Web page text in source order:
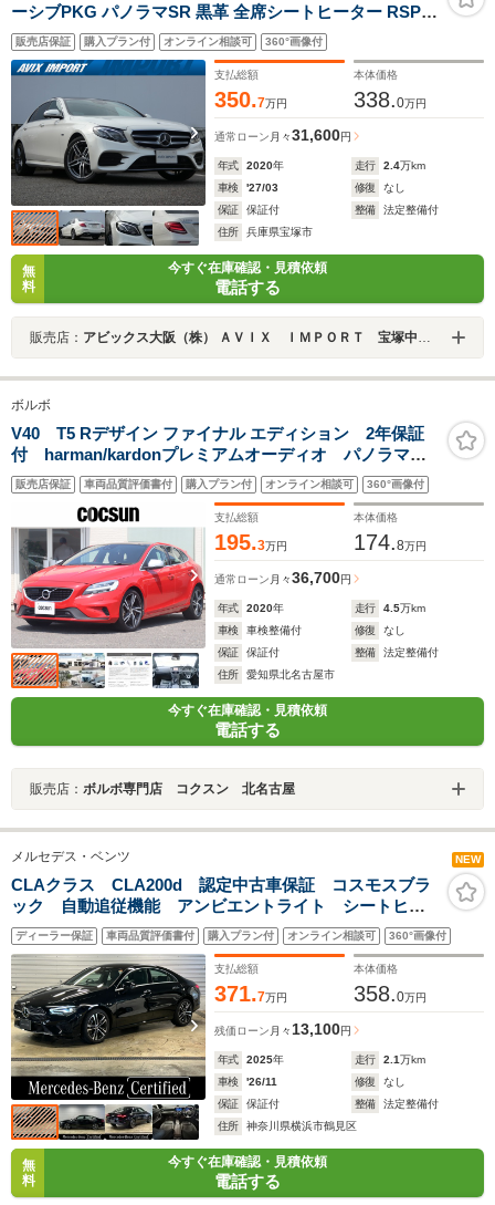
ーシブPKG パノラマSR 黒革 全席シートヒーター RSP
LED 純正HDDナビ地デジ360°カメラ Burmesterサラウン
ドサウンドシステム 19AW 禁煙 1オーナー 正規D車
販売店保証 購入プラン付 オンライン相談可 360°画像付
支払総額
350.7万円
本体価格
338.0万円
通常ローン 月々31,600円
年式 2020年 走行 2.4万km
車検
'27/03 修復
なし
保証
保証付 整備
法定整備付
住所
兵庫県宝塚市
無
料
今すぐ在庫確認・見積依頼
電話する
販売店： アビックス大阪（株） ＡＶＩＸ ＩＭＰＯＲＴ 宝塚中山寺店
ボルボ
V40 T5 Rデザイン ファイナル エディション 2年保証
付 harman/kardonプレミアムオーディオ パノラマガ
ラスルーフ 18インチアルミホイール ナビゲーショ
ン リアビューカメラ オフブラック本革シート シー
トヒーター パワーシート 禁煙
販売店保証 車両品質評価書付 購入プラン付 オンライン相談可 360°画像付
支払総額
195.3万円
本体価格
174.8万円
通常ローン 月々36,700円
年式 2020年 走行 4.5万km
車検
車検整備付 修復
なし
保証
保証付 整備
法定整備付
住所
愛知県北名古屋市
今すぐ在庫確認・見積依頼
電話する
販売店： ボルボ専門店 コクスン 北名古屋
メルセデス・ベンツ NEW
CLAクラス CLA200d 認定中古車保証 コスモスブラ
ック 自動追従機能 アンビエントライト シートヒー
ター 電動パワーシート 純正ドライブレコーダー ワ
イヤレスチャージャー MBUX ETC 純正ナビ バッ
クカメラ
ディーラー保証 車両品質評価書付 購入プラン付 オンライン相談可 360°画像付
支払総額
371.7万円
本体価格
358.0万円
残価ローン 月々 13,100円
年式 2025年 走行 2.1万km
車検
'26/11 修復
なし
保証
保証付 整備
法定整備付
住所
神奈川県横浜市鶴見区
無
料
今すぐ在庫確認・見積依頼
電話する